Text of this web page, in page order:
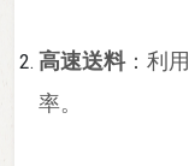
高速送料：利
率。